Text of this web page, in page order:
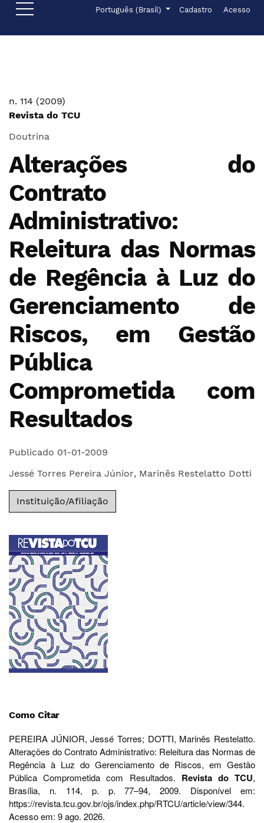
Ir para o menu de navegação principal
Ir para o conteúdo principal
Ir para o rodapé Idioma
Português (Brasil)
Menu de Cadastro Acesso
n. 114 (2009)
Revista do TCU
Doutrina
Alterações do
Contrato
Administrativo:
Releitura das Normas
de Regência à Luz do
Gerenciamento de
Riscos, em Gestão
Pública
Comprometida com
Resultados
Publicado 01-01-2009
Jessé Torres Pereira Júnior, Marinês Restelatto Dotti
Instituição/Afiliação
Como Citar
PEREIRA JÚNIOR, Jessé Torres; DOTTI, Marinês Restelatto.
Alterações do Contrato Administrativo: Releitura das Normas de
Regência à Luz do Gerenciamento de Riscos, em Gestão
Pública Comprometida com Resultados. Revista do TCU,
Brasília, n. 114, p. p. 77–94, 2009. Disponível em:
https://revista.tcu.gov.br/ojs/index.php/RTCU/article/view/344.
Acesso em: 9 ago. 2026.